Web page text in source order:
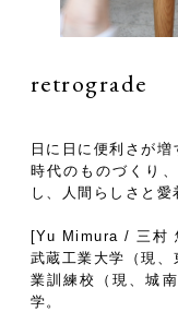
retrograde
日に日に便利さが
時代のものづくり
し、人間らしさと愛
[Yu Mimura / 三村
武蔵工業大学（現
業訓練校（現、城
学。